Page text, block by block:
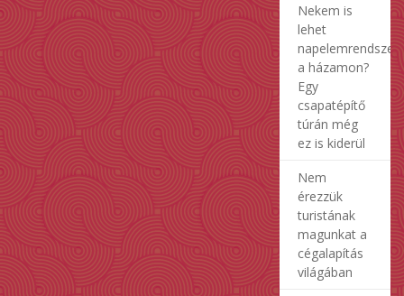
Nekem is
lehet
napelemrendszer
a házamon?
Egy
csapatépítő
túrán még
ez is kiderül
Nem
érezzük
turistának
magunkat a
cégalapítás
világában